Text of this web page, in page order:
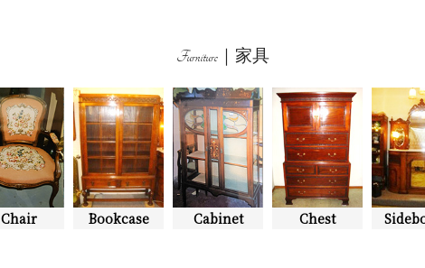
Furniture｜家具
Chair Bookcase Cabinet Chest